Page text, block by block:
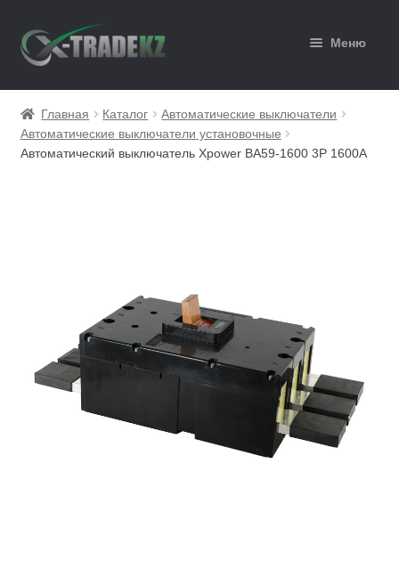
Перейти
к
Перейти
к
Меню
Главная
Каталог
Главная Каталог
Автоматические выключатели
Автоматические выключатели установочные
Автоматический выключатель Xpower ВА59-1600 3P 1600A